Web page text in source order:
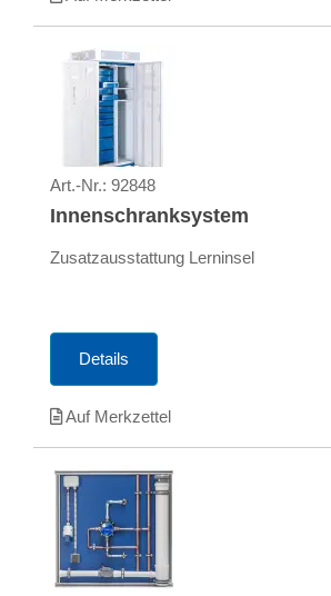
Art.-Nr.: 92848
Innenschranksystem
Zusatzausstattung Lerninsel
Details
Auf Merkzettel